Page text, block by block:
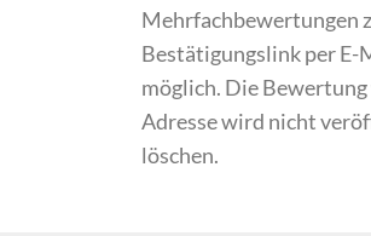
Mehrfachbewertungen
Bestätigungslink per E-
möglich. Die
Adresse wird nicht
löschen.